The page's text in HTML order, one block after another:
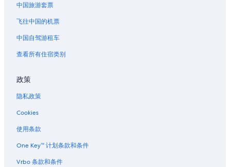
中国旅游套票
飞往中国的机票
中国自驾游租车
查看所有住宿类别
政策
隐私政策
Cookies
使用条款
One Key™ 计划条款和条件
Vrbo 条款和条件